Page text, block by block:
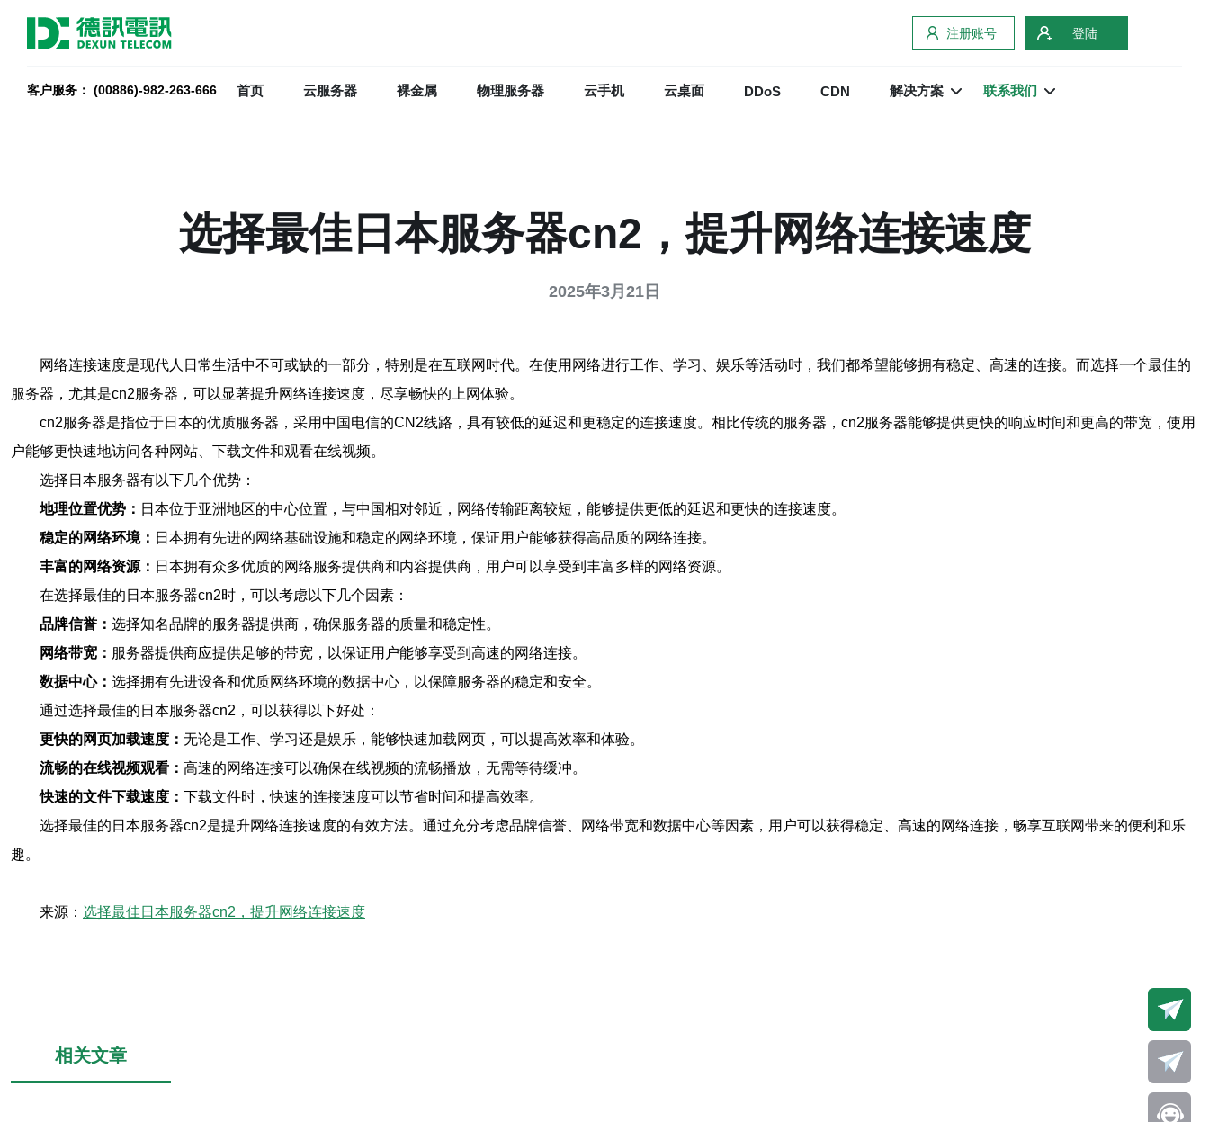
注册账号 登陆
客户服务： (00886)-982-263-666 首页 云服务器 裸金属 物理服务器 云手机 云桌面 DDoS CDN 解决方案 联系我们
选择最佳日本服务器cn2，提升网络连接速度
2025年3月21日
网络连接速度是现代人日常生活中不可或缺的一部分，特别是在互联网时代。在使用网络进行工作、学习、娱乐等活动时，我们都希望能够拥有稳定、高速的连接。而选择一个最佳的
服务器，尤其是cn2服务器，可以显著提升网络连接速度，尽享畅快的上网体验。
cn2服务器是指位于日本的优质服务器，采用中国电信的CN2线路，具有较低的延迟和更稳定的连接速度。相比传统的服务器，cn2服务器能够提供更快的响应时间和更高的带宽，使用
户能够更快速地访问各种网站、下载文件和观看在线视频。
选择日本服务器有以下几个优势：
地理位置优势： 日本位于亚洲地区的中心位置，与中国相对邻近，网络传输距离较短，能够提供更低的延迟和更快的连接速度。
稳定的网络环境： 日本拥有先进的网络基础设施和稳定的网络环境，保证用户能够获得高品质的网络连接。
丰富的网络资源： 日本拥有众多优质的网络服务提供商和内容提供商，用户可以享受到丰富多样的网络资源。
在选择最佳的日本服务器cn2时，可以考虑以下几个因素：
品牌信誉： 选择知名品牌的服务器提供商，确保服务器的质量和稳定性。
网络带宽： 服务器提供商应提供足够的带宽，以保证用户能够享受到高速的网络连接。
数据中心： 选择拥有先进设备和优质网络环境的数据中心，以保障服务器的稳定和安全。
通过选择最佳的日本服务器cn2，可以获得以下好处：
更快的网页加载速度： 无论是工作、学习还是娱乐，能够快速加载网页，可以提高效率和体验。
流畅的在线视频观看： 高速的网络连接可以确保在线视频的流畅播放，无需等待缓冲。
快速的文件下载速度： 下载文件时，快速的连接速度可以节省时间和提高效率。
选择最佳的日本服务器cn2是提升网络连接速度的有效方法。通过充分考虑品牌信誉、网络带宽和数据中心等因素，用户可以获得稳定、高速的网络连接，畅享互联网带来的便利和乐
趣。
来源： 选择最佳日本服务器cn2，提升网络连接速度
相关文章